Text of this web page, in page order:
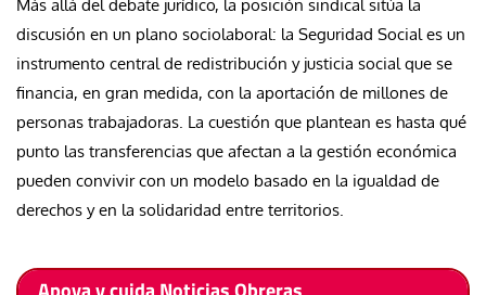
Más allá del debate jurídico, la posición sindical sitúa la
discusión en un plano sociolaboral: la Seguridad Social es un
instrumento central de redistribución y justicia social que se
financia, en gran medida, con la aportación de millones de
personas trabajadoras. La cuestión que plantean es hasta qué
punto las transferencias que afectan a la gestión económica
pueden convivir con un modelo basado en la igualdad de
derechos y en la solidaridad entre territorios.